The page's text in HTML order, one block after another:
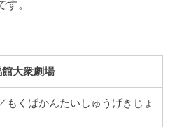
す。
館大衆劇場
もくばかんたいしゅうげきじょ